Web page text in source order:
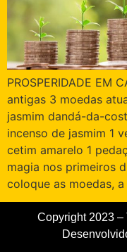
PROSPERIDADE EM
antigas 3 moedas
jasmim dandá-da-
incenso de jasmim 1
cetim amarelo 1
magia nos primeiros
coloque as moedas,
Copyright 2023 –